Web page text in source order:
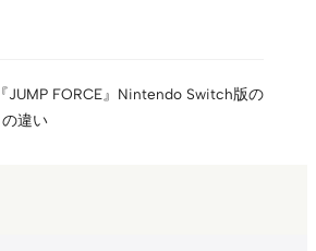
JUMP FORCE』Nintendo Switch版の
違い